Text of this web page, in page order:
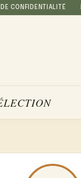
CONFIDENTIALITÉ